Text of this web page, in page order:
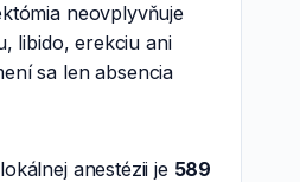
neovplyvňuje
libido, erekciu ani
sa len absencia
anestézii je 589